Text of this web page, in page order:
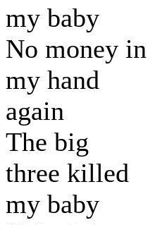
my baby
No money in
my hand
again
The big
three killed
my baby